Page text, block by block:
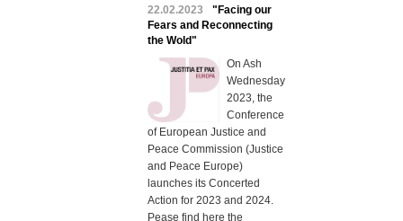
22.02.2023
"Facing our
Fears and Reconnecting
the Wold"
On Ash
Wednesday
2023, the
Conference
of European Justice and
Peace Commission (Justice
and Peace Europe)
launches its Concerted
Action for 2023 and 2024.
Pease find here the